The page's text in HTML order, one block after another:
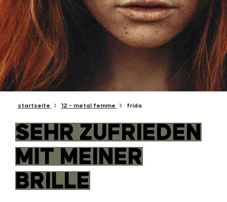
startseite 12 - metal femme frida
SEHR ZUFRIEDEN
MIT MEINER
BRILLE